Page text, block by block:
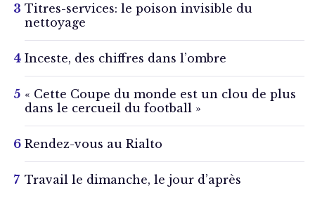
Titres-services: le poison invisible du
nettoyage
Inceste, des chiffres dans l’ombre
« Cette Coupe du monde est un clou de plus
dans le cercueil du football »
Rendez-vous au Rialto
Travail le dimanche, le jour d’après